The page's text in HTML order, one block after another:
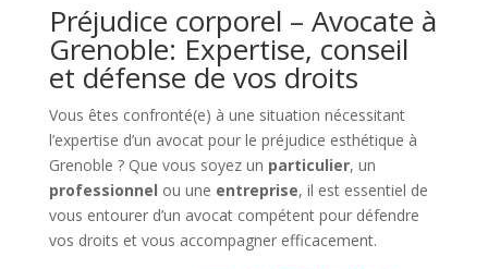
Préjudice corporel – Avocate à
Grenoble: Expertise, conseil
et défense de vos droits
Vous êtes confronté(e) à une situation nécessitant
l’expertise d’un avocat pour le préjudice esthétique à
Grenoble ? Que vous soyez un particulier, un
professionnel ou une entreprise, il est essentiel de
vous entourer d’un avocat compétent pour défendre
vos droits et vous accompagner efficacement.